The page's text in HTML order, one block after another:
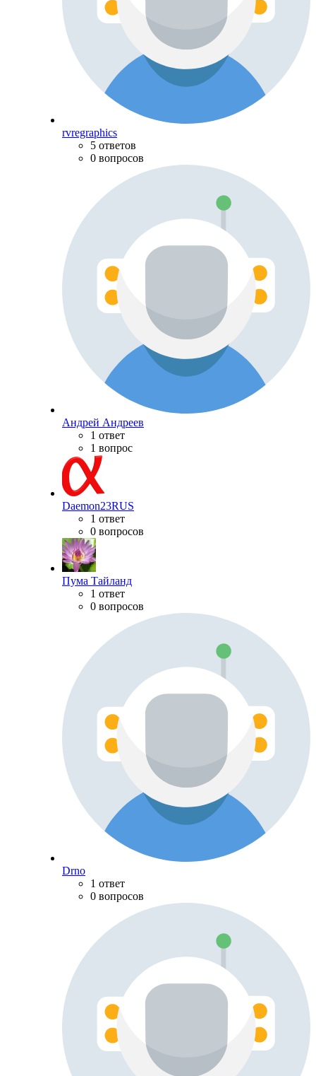
rvregraphics
5 ответов
0 вопросов
Андрей Андреев
1 ответ
1 вопрос
Daemon23RUS
1 ответ
0 вопросов
Пума Тайланд
1 ответ
0 вопросов
Drno
1 ответ
0 вопросов